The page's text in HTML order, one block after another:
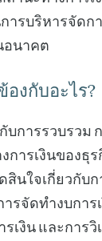
ารบริหารจัดก
อนาคต
งกับอะไร?
การรวบรวม
ารเงินของธุ
นใจเกี่ยวกับก
รจัดทำงบการ
เงิน และการ